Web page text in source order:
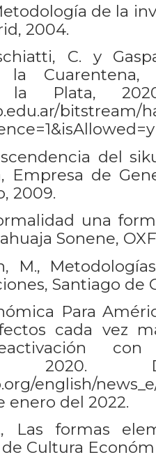
de la
2004.
C. y
Cuarentena,
la Plata,
bitstream/
del
Empresa de
2009.
una
Sonene,
M.,
Santiago de
Para
cada vez
con
2020.
english/
enero del 2022.
Las formas
Cultura